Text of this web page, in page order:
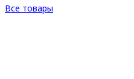
Все товары